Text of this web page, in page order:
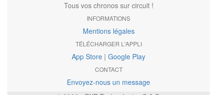
Tous vos chronos sur circuit !
INFORMATIONS
Mentions légales
TÉLÉCHARGER L'APPLI
App Store | Google Play
CONTACT
Envoyez-nous un message